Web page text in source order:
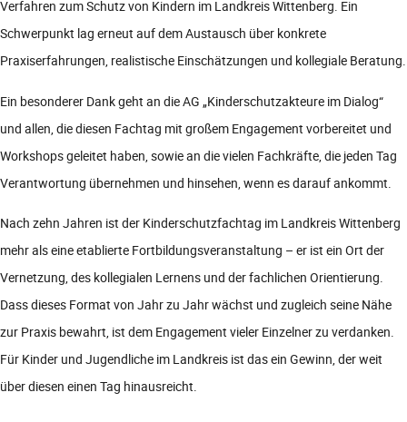
Verfahren zum Schutz von Kindern im Landkreis Wittenberg. Ein
Schwerpunkt lag erneut auf dem Austausch über konkrete
Praxiserfahrungen, realistische Einschätzungen und kollegiale Beratung.
Ein besonderer Dank geht an die AG „Kinderschutzakteure im Dialog“
und allen, die diesen Fachtag mit großem Engagement vorbereitet und
Workshops geleitet haben, sowie an die vielen Fachkräfte, die jeden Tag
Verantwortung übernehmen und hinsehen, wenn es darauf ankommt.
Nach zehn Jahren ist der Kinderschutzfachtag im Landkreis Wittenberg
mehr als eine etablierte Fortbildungsveranstaltung – er ist ein Ort der
Vernetzung, des kollegialen Lernens und der fachlichen Orientierung.
Dass dieses Format von Jahr zu Jahr wächst und zugleich seine Nähe
zur Praxis bewahrt, ist dem Engagement vieler Einzelner zu verdanken.
Für Kinder und Jugendliche im Landkreis ist das ein Gewinn, der weit
über diesen einen Tag hinausreicht.